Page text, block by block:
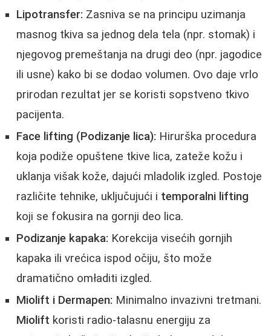
Lipotransfer: Zasniva se na principu uzimanja
masnog tkiva sa jednog dela tela (npr. stomak) i
njegovog premeštanja na drugi deo (npr. jagodice
ili usne) kako bi se dodao volumen. Ovo daje vrlo
prirodan rezultat jer se koristi sopstveno tkivo
pacijenta.
Face lifting (Podizanje lica): Hirurška procedura
koja podiže opuštene tkive lica, zateže kožu i
uklanja višak kože, dajući mladolik izgled. Postoje
različite tehnike, uključujući i temporalni lifting
koji se fokusira na gornji deo lica.
Podizanje kapaka: Korekcija visećih gornjih
kapaka ili vrećica ispod očiju, što može
dramatično omładiti izgled.
Miolift i Dermapen: Minimalno invazivni tretmani.
Miolift koristi radio-talasnu energiju za